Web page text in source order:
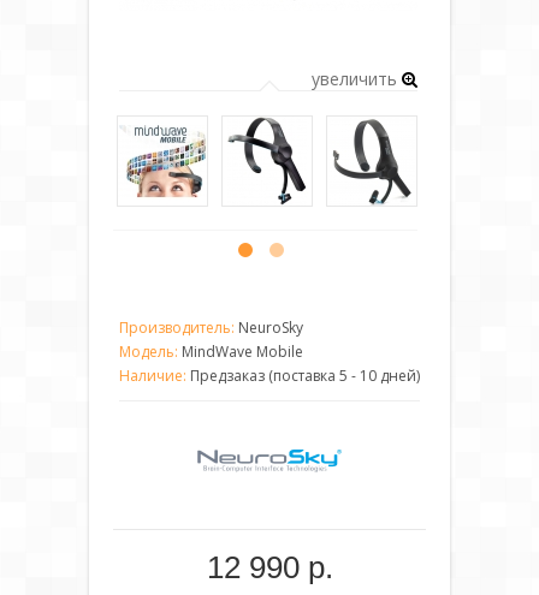
увеличить
Производитель: NeuroSky
Модель: MindWave Mobile
Наличие: Предзаказ (поставка 5 - 10 дней)
12 990 р.